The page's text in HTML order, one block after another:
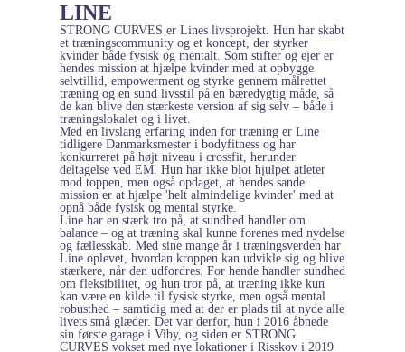
LINE
STRONG CURVES er Lines livsprojekt. Hun har skabt
et træningscommunity og et koncept, der styrker
kvinder både fysisk og mentalt. Som stifter og ejer er
hendes mission at hjælpe kvinder med at opbygge
selvtillid, empowerment og styrke gennem målrettet
træning og en sund livsstil på en bæredygtig måde, så
de kan blive den stærkeste version af sig selv – både i
træningslokalet og i livet.
Med en livslang erfaring inden for træning er Line
tidligere Danmarksmester i bodyfitness og har
konkurreret på højt niveau i crossfit, herunder
deltagelse ved EM. Hun har ikke blot hjulpet atleter
mod toppen, men også opdaget, at hendes sande
mission er at hjælpe 'helt almindelige kvinder' med at
opnå både fysisk og mental styrke.
Line har en stærk tro på, at sundhed handler om
balance – og at træning skal kunne forenes med nydelse
og fællesskab. Med sine mange år i træningsverden har
Line oplevet, hvordan kroppen kan udvikle sig og blive
stærkere, når den udfordres. For hende handler sundhed
om fleksibilitet, og hun tror på, at træning ikke kun
kan være en kilde til fysisk styrke, men også mental
robusthed – samtidig med at der er plads til at nyde alle
livets små glæder. Det var derfor, hun i 2016 åbnede
sin første garage i Viby, og siden er STRONG
CURVES vokset med nye lokationer i Risskov i 2019